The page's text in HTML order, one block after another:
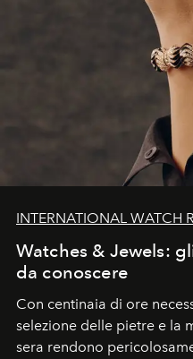
INTERNATIONAL WATCH
Watches & Jewels:
da conoscere
Con centinaia di ore
selezione delle pietre e la
sera rendono